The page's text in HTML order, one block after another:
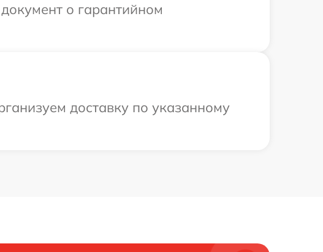
о гарантийном
доставку по указанному